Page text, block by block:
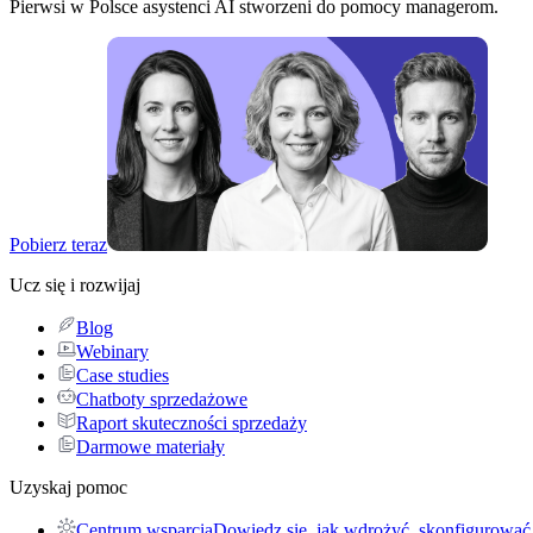
Pierwsi w Polsce asystenci AI stworzeni do pomocy managerom.
Pobierz teraz
Ucz się i rozwijaj
Blog
Webinary
Case studies
Chatboty sprzedażowe
Raport skuteczności sprzedaży
Darmowe materiały
Uzyskaj pomoc